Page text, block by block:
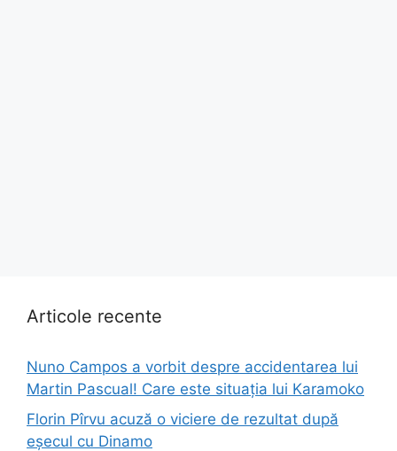
Articole recente
Nuno Campos a vorbit despre accidentarea lui
Martin Pascual! Care este situația lui Karamoko
Florin Pîrvu acuză o viciere de rezultat după
eșecul cu Dinamo